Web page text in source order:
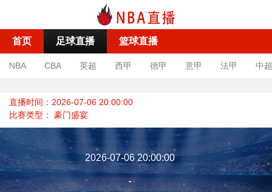
首页 足球直播 篮球直播
NBA CBA 英超 西甲 德甲 意甲 法甲 中超
直播时间：2026-07-06 20:00:00
比赛类型： 豪门盛宴
2026-07-06 20:00:00
-